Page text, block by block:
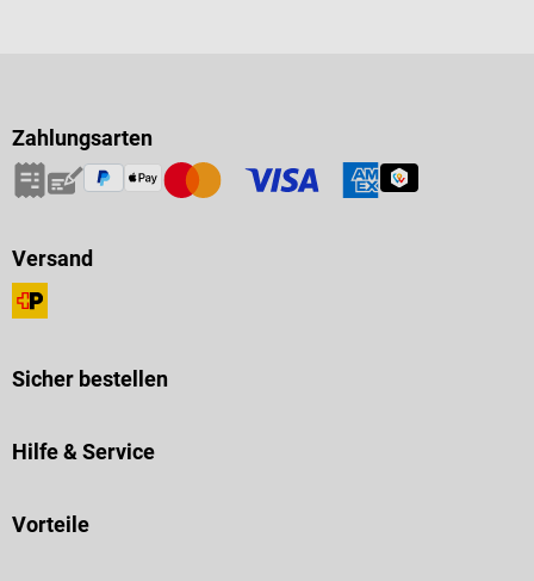
Zahlungsarten
Versand
Sicher bestellen
Hilfe & Service
Vorteile